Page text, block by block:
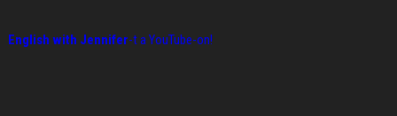
English with Jennifer-t a YouTube-on!